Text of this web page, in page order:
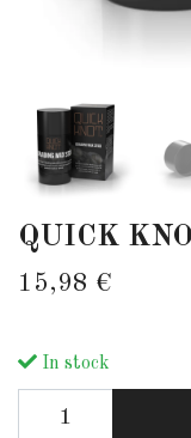
QUICK
15,98 €
In stock